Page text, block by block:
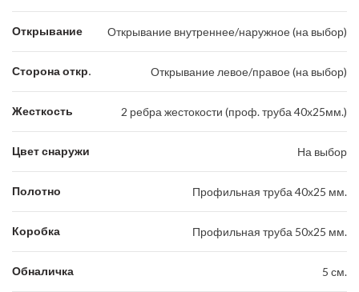
Открывание Открывание внутреннее/наружное (на выбор)
Сторона откр. Открывание левое/правое (на выбор)
Жесткость 2 ребра жестокости (проф. труба 40х25мм.)
Цвет снаружи На выбор
Полотно Профильная труба 40х25 мм.
Коробка Профильная труба 50х25 мм.
Обналичка 5 см.